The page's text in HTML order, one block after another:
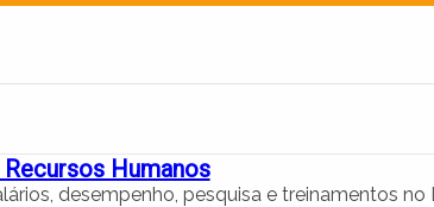
Humanos
desempenho, pesquisa e treinamentos no